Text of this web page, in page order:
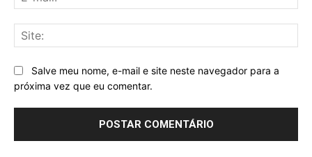
Salve meu nome, e-mail e site neste navegador para a
próxima vez que eu comentar.